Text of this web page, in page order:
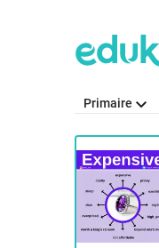
Primaire